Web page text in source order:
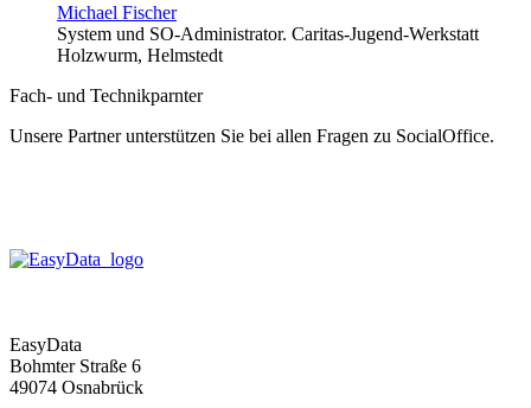
Michael Fischer
System und SO-Administrator. Caritas-Jugend-Werkstatt
Holzwurm, Helmstedt
Fach- und Technikparnter
Unsere Partner unterstützen Sie bei allen Fragen zu SocialOffice.
EasyData
Bohmter Straße 6
49074 Osnabrück